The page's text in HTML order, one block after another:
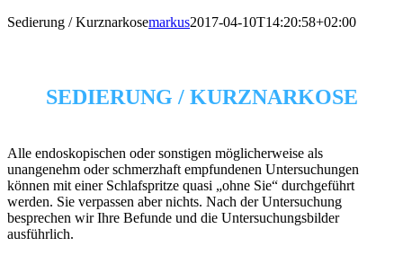
Sedierung / Kurznarkosemarkus2017-04-10T14:20:58+02:00
SEDIERUNG / KURZNARKOSE
Alle endoskopischen oder sonstigen möglicherweise als
unangenehm oder schmerzhaft empfundenen Untersuchungen
können mit einer Schlafspritze quasi „ohne Sie“ durchgeführt
werden. Sie verpassen aber nichts. Nach der Untersuchung
besprechen wir Ihre Befunde und die Untersuchungsbilder
ausführlich.